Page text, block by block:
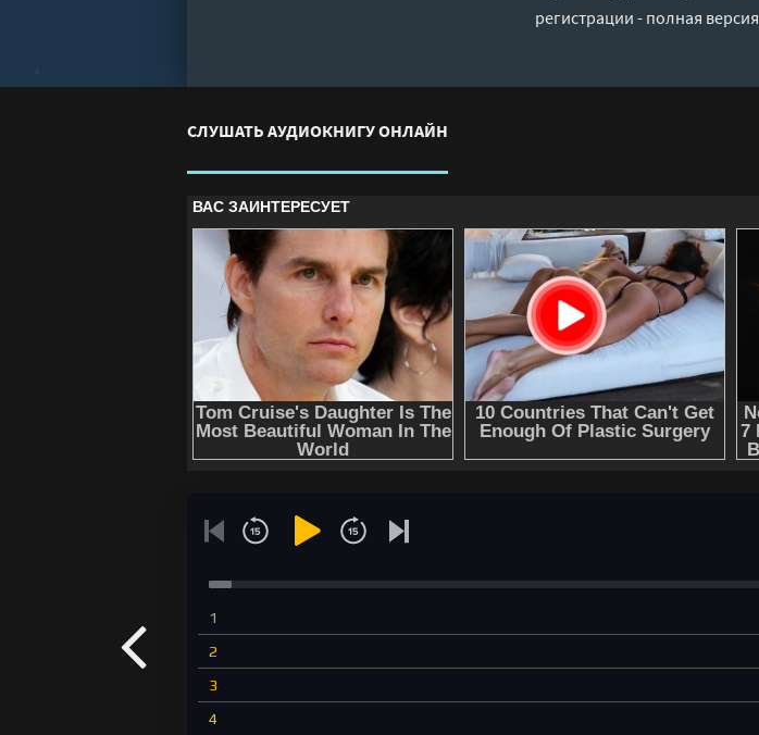
регистрации - полная версия
СЛУШАТЬ АУДИОКНИГУ ОНЛАЙН
1
2
3
4